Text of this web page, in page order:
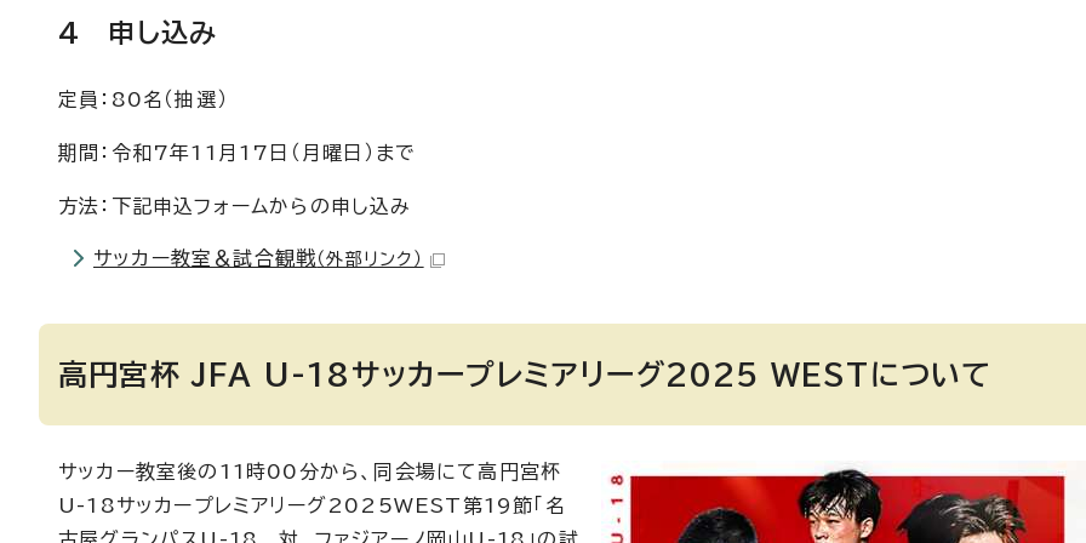
4 申し込み
定員：80名（抽選）
期間：令和7年11月17日（月曜日）まで
方法：下記申込フォームからの申し込み
サッカー教室＆試合観戦 （外部リンク）
高円宮杯 JFA U-18サッカープレミアリーグ2025 WESTについて
サッカー教室後の11時00分から、同会場にて高円宮杯
U-18サッカープレミアリーグ2025WEST第19節「名